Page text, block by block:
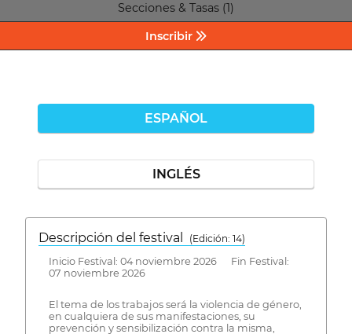
Secciones & Tasas (1)
Inscribir
ESPAÑOL
INGLÉS
Descripción del festival
( Edición: 14)
Inicio Festival: 04 noviembre 2026 Fin Festival:
07 noviembre 2026
El tema de los trabajos será la violencia de género,
en cualquiera de sus manifestaciones, su
prevención y sensibilización contra la misma,